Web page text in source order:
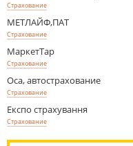
Страхование
МЕТЛАЙФ,ПАТ
Страхование
МаркетТар
Страхование
Оса, автострахование
Страхование
Експо страхування
Страхование